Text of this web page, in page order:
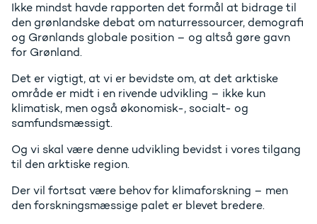
Ikke mindst havde rapporten det formål at bidrage til
den grønlandske debat om naturressourcer, demografi
og Grønlands globale position – og altså gøre gavn
for Grønland.
Det er vigtigt, at vi er bevidste om, at det arktiske
område er midt i en rivende udvikling – ikke kun
klimatisk, men også økonomisk-, socialt- og
samfundsmæssigt.
Og vi skal være denne udvikling bevidst i vores tilgang
til den arktiske region.
Der vil fortsat være behov for klimaforskning – men
den forskningsmæssige palet er blevet bredere.